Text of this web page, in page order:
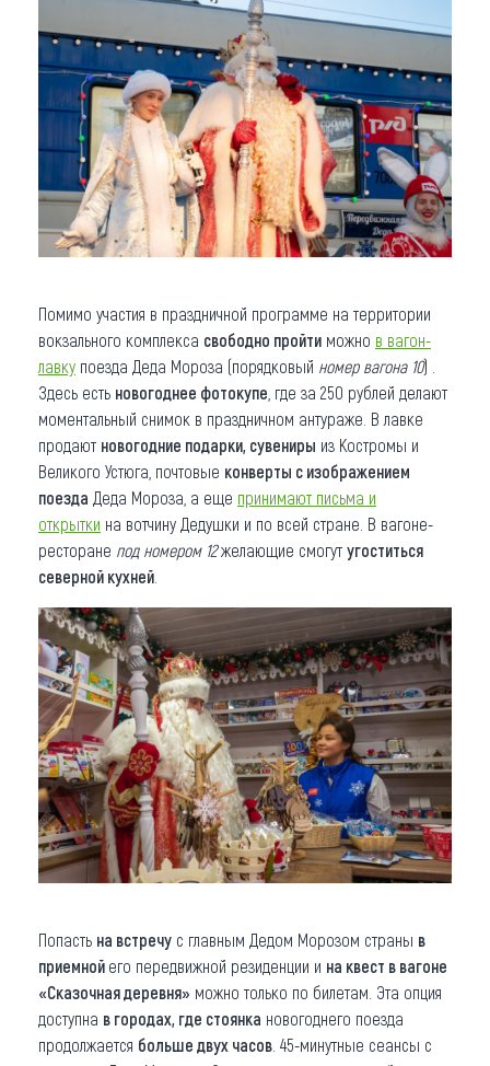
Помимо участия в праздничной программе на территории
вокзального комплекса свободно пройти можно в вагон-
лавку поезда Деда Мороза (порядковый номер вагона 10) .
Здесь есть новогоднее фотокупе , где за 250 рублей делают
моментальный снимок в праздничном антураже. В лавке
продают новогодние подарки, сувениры из Костромы и
Великого Устюга, почтовые конверты с изображением
поезда Деда Мороза, а еще принимают письма и
открытки на вотчину Дедушки и по всей стране. В вагоне-
ресторане под номером 12желающие смогут угоститься
северной кухней
Попасть на встречу с главным Дедом Морозом страны в
приемной его передвижной резиденции и на квест в вагоне
«Сказочная деревня» можно только по билетам. Эта опция
доступна в городах, где стоянка новогоднего поезда
продолжается больше двух часов . 45-минутные сеансы с